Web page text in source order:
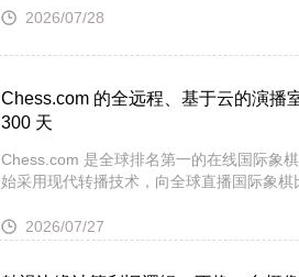
2026/07/28
Chess.com 的全远程、基于云的演播
300 天
Chess.com 是全球排名第一的在线国际象
始采用现代转播技术，向全球直播国际象
2026/07/27